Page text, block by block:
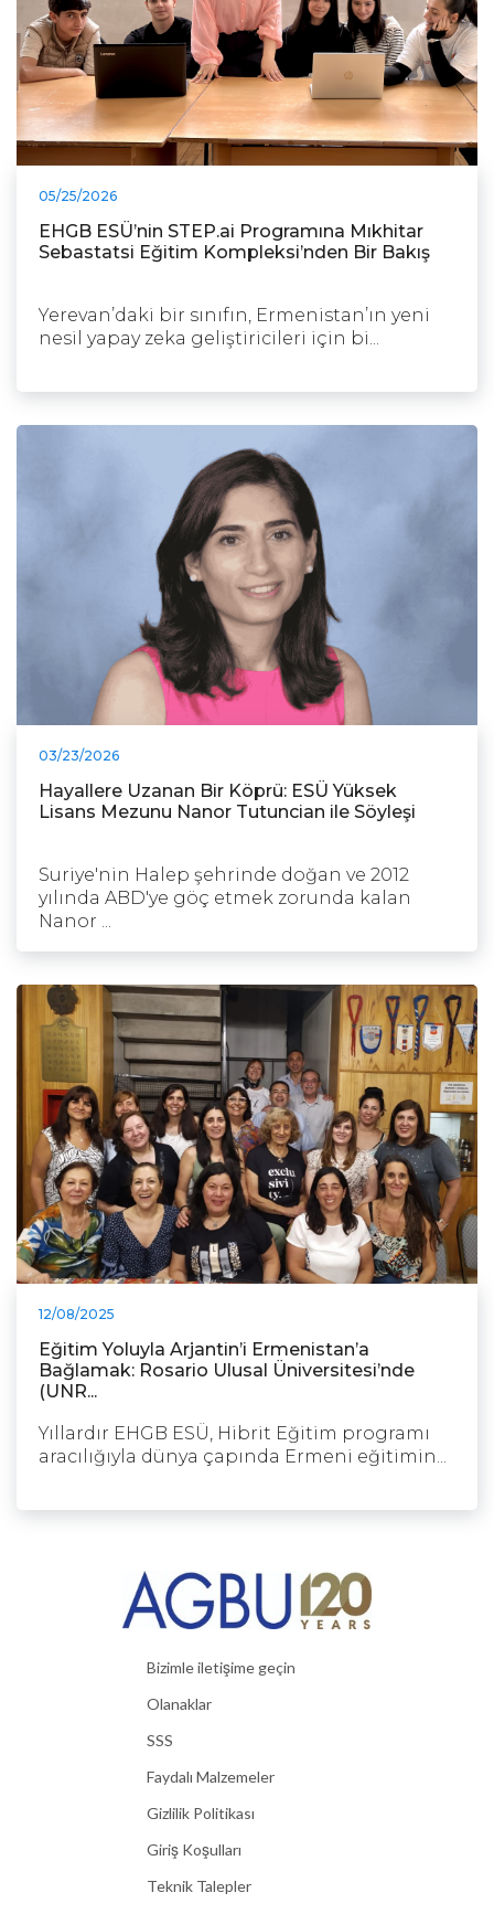
05/25/2026
EHGB ESÜ’nin STEP.ai Programına Mıkhitar
Sebastatsi Eğitim Kompleksi’nden Bir Bakış
Yerevan’daki bir sınıfın, Ermenistan’ın yeni
nesil yapay zeka geliştiricileri için bi...
03/23/2026
Hayallere Uzanan Bir Köprü: ESÜ Yüksek
Lisans Mezunu Nanor Tutuncian ile Söyleşi
Suriye'nin Halep şehrinde doğan ve 2012
yılında ABD'ye göç etmek zorunda kalan
Nanor ...
12/08/2025
Eğitim Yoluyla Arjantin’i Ermenistan’a
Bağlamak: Rosario Ulusal Üniversitesi’nde
(UNR...
Yıllardır EHGB ESÜ, Hibrit Eğitim programı
aracılığıyla dünya çapında Ermeni eğitimin...
Bizimle iletişime geçin
Olanaklar
SSS
Faydalı Malzemeler
Gizlilik Politikası
Giriş Koşulları
Teknik Talepler